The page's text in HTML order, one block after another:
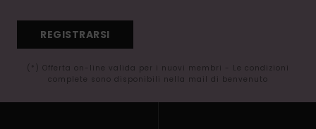
REGISTRARSI
(*) Offerta on-line valida per i nuovi membri - Le condizioni
complete sono disponibili nella mail di benvenuto